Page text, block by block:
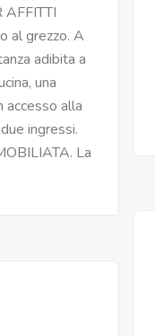
AFFITTI
al grezzo. A
adibita a
una
accesso alla
ingressi.
La